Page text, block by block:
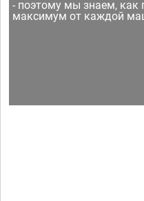
- поэтому мы знаем, как
максимум от каждой